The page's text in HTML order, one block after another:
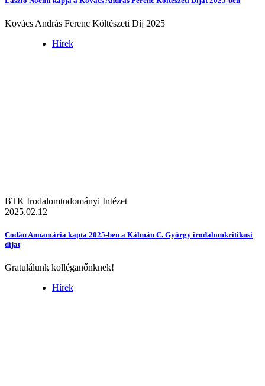
Kovács András Ferenc Költészeti Díj 2025
Hírek
BTK Irodalomtudományi Intézet
2025.02.12
Codău Annamária kapta 2025-ben a Kálmán C. György irodalomkritikusi
díjat
Gratulálunk kolléganőnknek!
Hírek